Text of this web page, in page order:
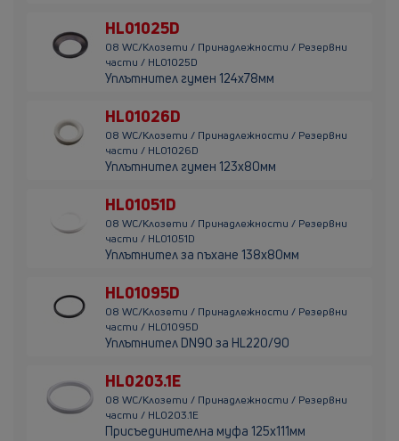
HL01025D
08 WC/Клозети / Принадлежности / Резервни
части / HL01025D
Уплътнител гумен 124х78мм
HL01026D
08 WC/Клозети / Принадлежности / Резервни
части / HL01026D
Уплътнител гумен 123х80мм
HL01051D
08 WC/Клозети / Принадлежности / Резервни
части / HL01051D
Уплътнител за пъхане 138х80мм
HL01095D
08 WC/Клозети / Принадлежности / Резервни
части / HL01095D
Уплътнител DN90 за HL220/90
HL0203.1E
08 WC/Клозети / Принадлежности / Резервни
части / HL0203.1E
Присъединителна муфа 125х111мм